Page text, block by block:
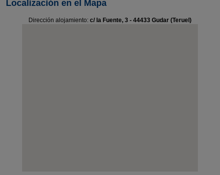
Localización en el Mapa
Dirección alojamiento: c/ la Fuente, 3 - 44433 Gudar (Teruel)